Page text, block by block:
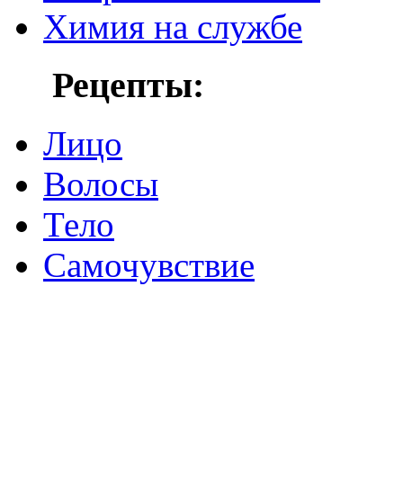
Химия на службе
Рецепты:
Лицо
Волосы
Тело
Самочувствие